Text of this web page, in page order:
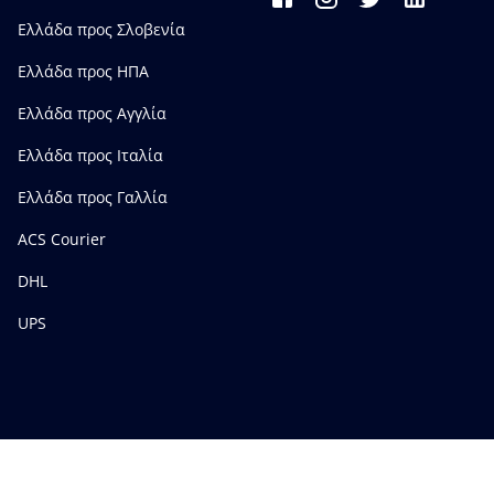
Ελλάδα προς Σλοβενία
Ελλάδα προς ΗΠΑ
Ελλάδα προς Αγγλία
Ελλάδα προς Ιταλία
Ελλάδα προς Γαλλία
ACS Courier
DHL
UPS